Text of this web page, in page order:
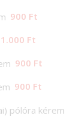
900 Ft
1.000 Ft
900 Ft
900 Ft
pólóra kérem